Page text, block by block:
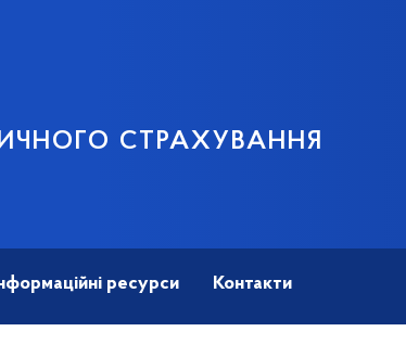
СТРАХУВАННЯ
ресурси Контакти